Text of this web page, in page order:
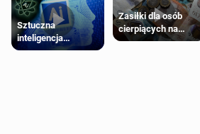
Sztuczna
inteligencja
próbowała oszukać
Zasiłki dla osób
cierpiących na
schorzenia